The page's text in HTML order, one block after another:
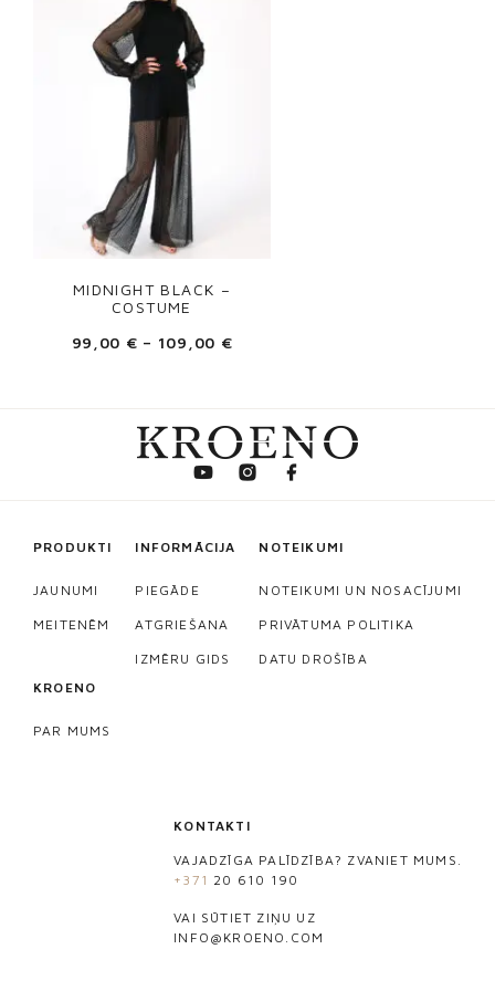
SIEVIETĒM
WEDDING DRESS
EVERYDAY WEAR
FILTRĒT PĒC KRĀSAS
IZTĪRĪT FILTRUS
MIDNIGHT BLACK –
COSTUME
99,00 € – 109,00 €
PRODUKTI
JAUNUMI
MEITENĒM
INFORMĀCIJA
PIEGĀDE
ATGRIEŠANA
IZMĒRU GIDS
NOTEIKUMI
NOTEIKUMI UN NOSACĪJUMI
PRIVĀTUMA POLITIKA
DATU DROŠĪBA
KROENO
PAR MUMS
KONTAKTI
VAJADZĪGA PALĪDZĪBA? ZVANIET MUMS.
+371 20 610 190
VAI SŪTIET ZIŅU UZ
INFO@KROENO.COM